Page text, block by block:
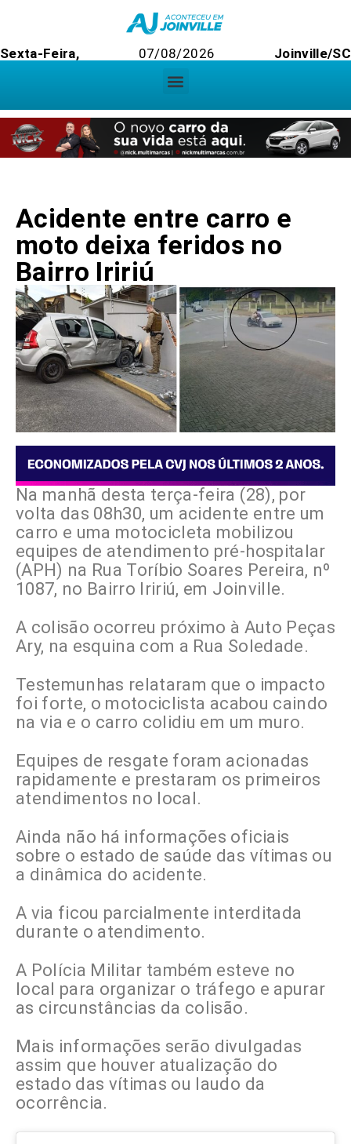
Sexta-Feira, 07/08/2026 Joinville/SC
Acidente entre carro e
moto deixa feridos no
Bairro Iririú
Na manhã desta terça-feira (28), por
volta das 08h30, um acidente entre um
carro e uma motocicleta mobilizou
equipes de atendimento pré-hospitalar
(APH) na Rua Toríbio Soares Pereira, nº
1087, no Bairro Iririú, em Joinville.
A colisão ocorreu próximo à Auto Peças
Ary, na esquina com a Rua Soledade.
Testemunhas relataram que o impacto
foi forte, o motociclista acabou caindo
na via e o carro colidiu em um muro.
Equipes de resgate foram acionadas
rapidamente e prestaram os primeiros
atendimentos no local.
Ainda não há informações oficiais
sobre o estado de saúde das vítimas ou
a dinâmica do acidente.
A via ficou parcialmente interditada
durante o atendimento.
A Polícia Militar também esteve no
local para organizar o tráfego e apurar
as circunstâncias da colisão.
Mais informações serão divulgadas
assim que houver atualização do
estado das vítimas ou laudo da
ocorrência.